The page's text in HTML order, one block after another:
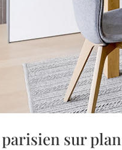
sur plan